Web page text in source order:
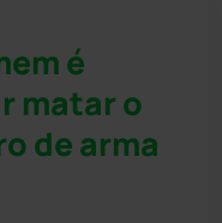
é
matar o
de arma